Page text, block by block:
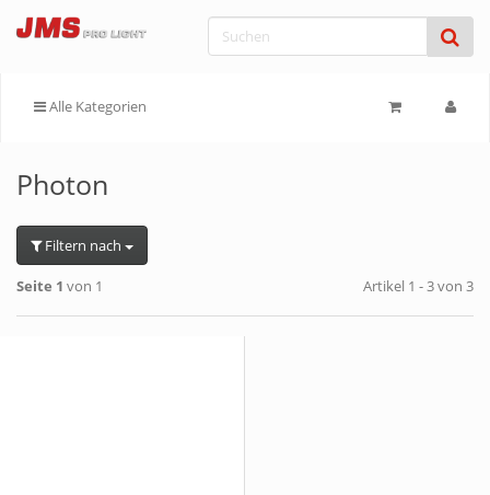
Alle Kategorien
Photon
Filtern nach
Seite 1 von 1 Artikel 1 - 3 von 3